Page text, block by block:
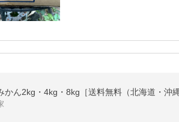
かん2kg・4kg・8kg［送料無料（北海道・